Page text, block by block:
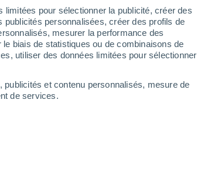
pour sélectionner la publicité, créer des
publicités personnalisées, créer des profils de
mesurer la performance des
biais de statistiques ou de combinaisons de
utiliser des données limitées pour sélectionner
publicités et contenu personnalisés, mesure de
de services.Leaflet